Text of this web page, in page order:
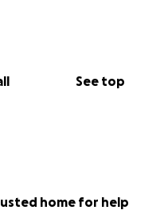
See top
home for help